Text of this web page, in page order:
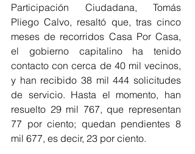
Participación Ciudadana, Tomás
Pliego Calvo, resaltó que, tras cinco
meses de recorridos Casa Por Casa,
el gobierno capitalino ha tenido
contacto con cerca de 40 mil vecinos,
y han recibido 38 mil 444 solicitudes
de servicio. Hasta el momento, han
resuelto 29 mil 767, que representan
77 por ciento; quedan pendientes 8
mil 677, es decir, 23 por ciento.